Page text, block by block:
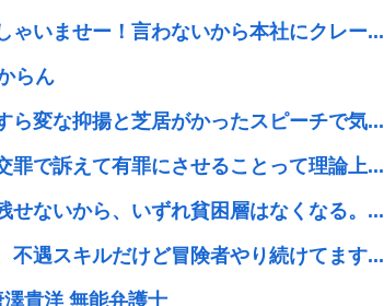
ゃいませー！言わないから本社にクレー...
らん
ら変な抑揚と芝居がかったスピーチで気...
罪で訴えて有罪にさせることって理論上...
せないから、いずれ貧困層はなくなる。...
不遇スキルだけど冒険者やり続けてます...
貴洋 無能弁護士